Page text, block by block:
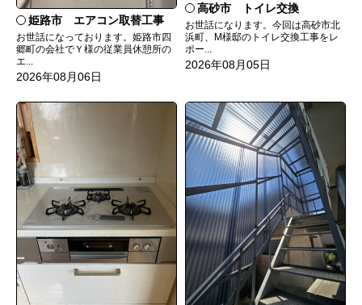
姫路市 エアコン取替工事
お世話になっております。姫路市四
郷町の会社でＹ様の従業員休憩所の
エ...
2026年08月06日
高砂市 トイレ交換
お世話になります。今回は高砂市北
浜町、M様邸のトイレ交換工事をレ
ポー...
2026年08月05日